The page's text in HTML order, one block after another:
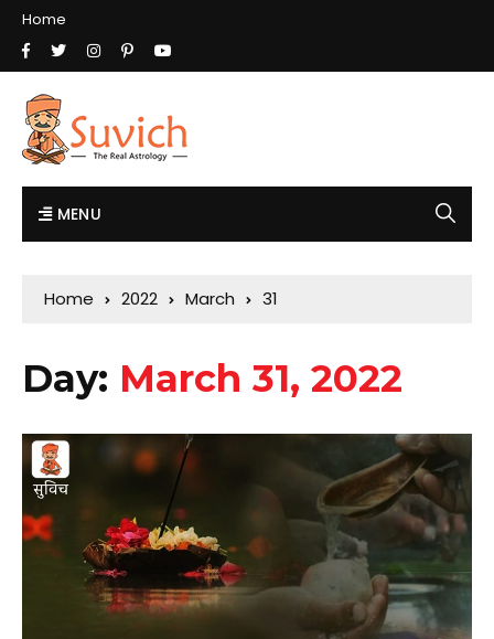
Home
MENU
Home 2022 March 31
Day: March 31, 2022